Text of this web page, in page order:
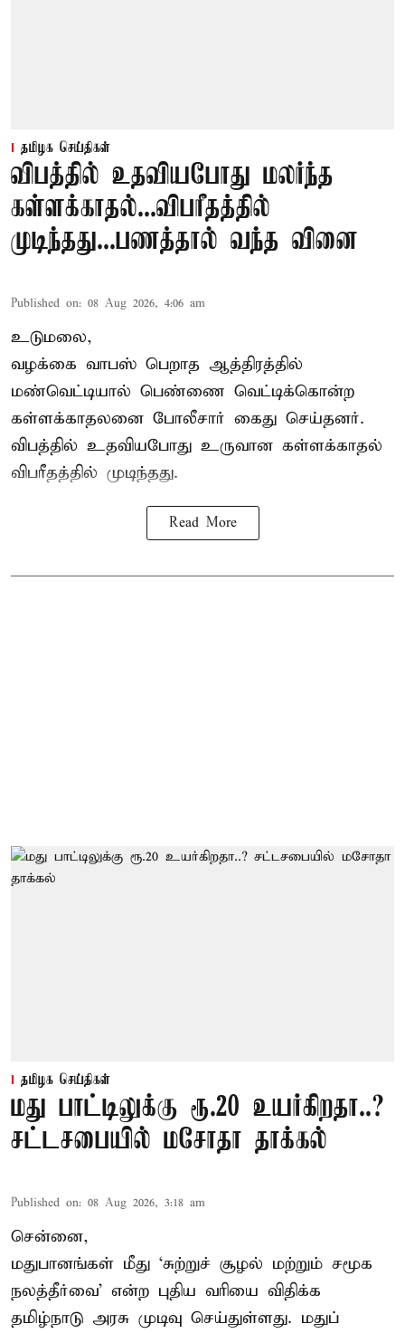
தமிழக செய்திகள்
விபத்தில் உதவியபோது மலர்ந்த
கள்ளக்காதல்...விபரீதத்தில்
முடிந்தது...பணத்தால் வந்த வினை
Published on: 08 Aug 2026, 4:06 am
உடுமலை,
வழக்கை வாபஸ் பெறாத ஆத்திரத்தில்
மண்வெட்டியால் பெண்ணை வெட்டிக்கொன்ற
கள்ளக்காதலனை போலீசார் கைது செய்தனர்.
விபத்தில் உதவியபோது உருவான கள்ளக்காதல்
விபரீதத்தில் முடிந்தது.
Read More
தமிழக செய்திகள்
மது பாட்டிலுக்கு ரூ.20 உயர்கிறதா..?
சட்டசபையில் மசோதா தாக்கல்
Published on: 08 Aug 2026, 3:18 am
சென்னை,
மதுபானங்கள் மீது ‘சுற்றுச் சூழல் மற்றும் சமூக
நலத்தீர்வை’ என்ற புதிய வரியை விதிக்க
தமிழ்நாடு அரசு முடிவு செய்துள்ளது. மதுப்